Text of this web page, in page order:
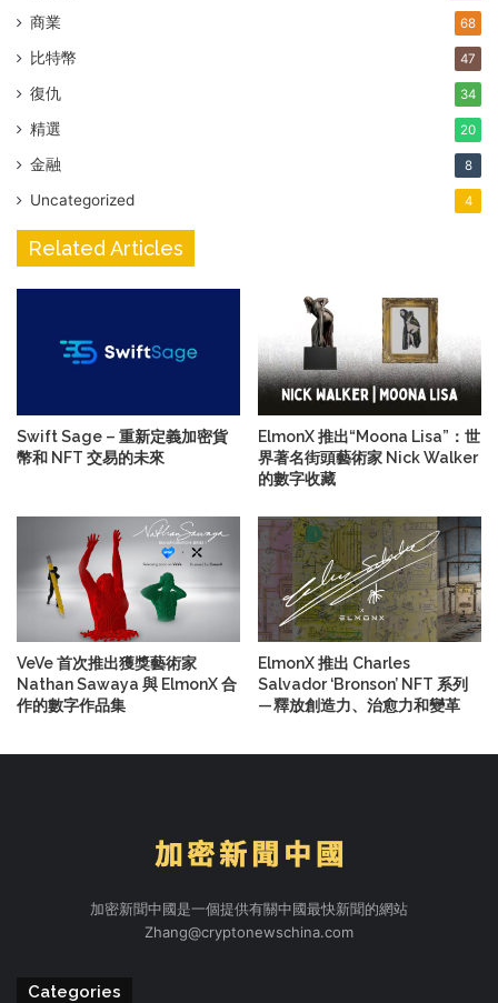
商業 68
比特幣 47
復仇 34
精選 20
金融 8
Uncategorized 4
Related Articles
Swift Sage – 重新定義加密貨
幣和 NFT 交易的未來
ElmonX 推出“Moona Lisa”：世
界著名街頭藝術家 Nick Walker
的數字收藏
VeVe 首次推出獲獎藝術家
Nathan Sawaya 與 ElmonX 合
作的數字作品集
ElmonX 推出 Charles
Salvador ‘Bronson’ NFT 系列
— 釋放創造力、治愈力和變革
加密新聞中國是一個提供有關中國最快新聞的網站
Zhang@cryptonewschina.com
Categories